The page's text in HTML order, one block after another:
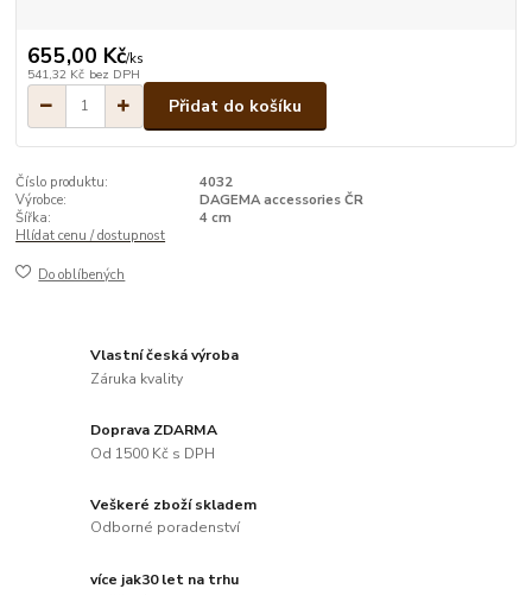
655,00 Kč/ks
541,32 Kč bez DPH
Přidat do košíku
Číslo produktu:
4032
Výrobce:
DAGEMA accessories ČR
Šířka:
4 cm
Hlídat cenu / dostupnost
Do oblíbených
Vlastní česká výroba
Záruka kvality
Doprava ZDARMA
Od 1500 Kč s DPH
Veškeré zboží skladem
Odborné poradenství
více jak30 let na trhu